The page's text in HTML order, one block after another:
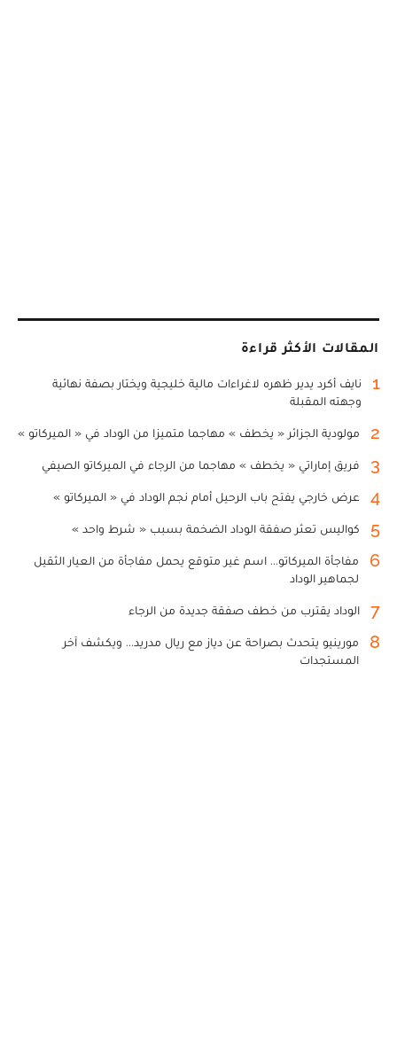
المقالات الأكثر قراءة
1
نايف أكرد يدير ظهره لاغراءات مالية خليجية ويختار بصفة نهائية
وجهته المقبلة
2 مولودية الجزائر « يخطف » مهاجما متميزا من الوداد في « الميركاتو »
3 فريق إماراتي « يخطف » مهاجما من الرجاء في الميركاتو الصيفي
4 عرض خارجي يفتح باب الرحيل أمام نجم الوداد في « الميركاتو »
5 كواليس تعثر صفقة الوداد الضخمة بسبب « شرط واحد »
6
مفاجأة الميركاتو... اسم غير متوقع يحمل مفاجأة من العيار الثقيل
لجماهير الوداد
7 الوداد يقترب من خطف صفقة جديدة من الرجاء
8
مورينيو يتحدث بصراحة عن دياز مع ريال مدريد... ويكشف آخر
المستجدات